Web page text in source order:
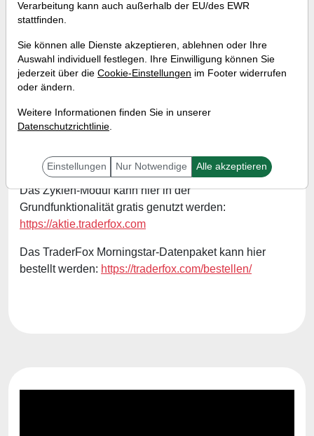
Saisonalitäten und Zyklen: Das
neue Softwaremodul von
TraderFox im Aktien-Terminal
Wann:Mittwoch, 21. Februar 2024 von 18:00 bis
Das Zyklen-Modul kann hier in der
Grundfunktionalität gratis genutzt werden:
https://aktie.traderfox.com
Das TraderFox Morningstar-Datenpaket kann hier
bestellt werden: https://traderfox.com/bestellen/
Verarbeitung kann auch außerhalb der EU/des EWR
stattfinden.
Sie können alle Dienste akzeptieren, ablehnen oder Ihre
Auswahl individuell festlegen. Ihre Einwilligung können Sie
jederzeit über die Cookie-Einstellungen im Footer widerrufen
oder ändern.
Weitere Informationen finden Sie in unserer
Datenschutzrichtlinie.
Einstellungen Nur Notwendige Alle akzeptieren